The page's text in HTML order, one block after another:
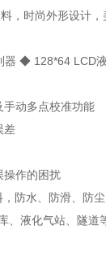
，时尚外形设计
器 ◆ 128*64 LCD
动多点校准功能
差
作的困扰
防水、防滑、防尘
液化气站、隧道